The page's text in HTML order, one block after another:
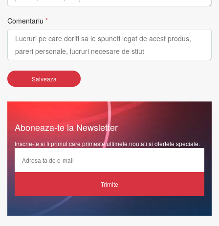
Comentariu *
Salveaza
Aboneaza-te la Newsletter
Inscrie-te si fi primul care primeste ultimele noutati si ofertele speciale.
Trimite